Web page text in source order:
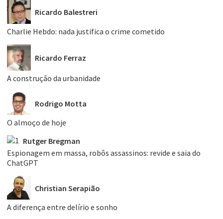
Ricardo Balestreri
Charlie Hebdo: nada justifica o crime cometido
Ricardo Ferraz
A construção da urbanidade
Rodrigo Motta
O almoço de hoje
Rutger Bregman
Espionagem em massa, robôs assassinos: revide e saia do
ChatGPT
Christian Serapião
A diferença entre delírio e sonho